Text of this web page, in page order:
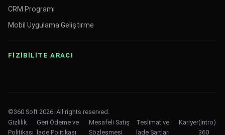
CRM Programı
Mobil Uygulama Geliştirme
FİZİBİLİTE ARACI
©360 Soft 2026. All rights reserved.
Gizlilik
Politikası
Geri Ödeme ve
İade Politikası
Mesafeli Satış
Sözleşmesi
Teslimat ve
İade Şartları
Kariyer(intro)
360